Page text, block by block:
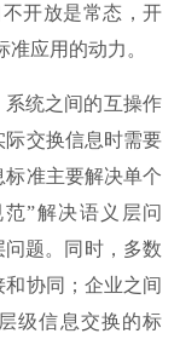
开放是常态，开
应用的动力。
系统之间的互操作
交换信息时需要
准主要解决单个
”解决语义层问
题。同时，多数
协同；企业之间
级信息交换的标